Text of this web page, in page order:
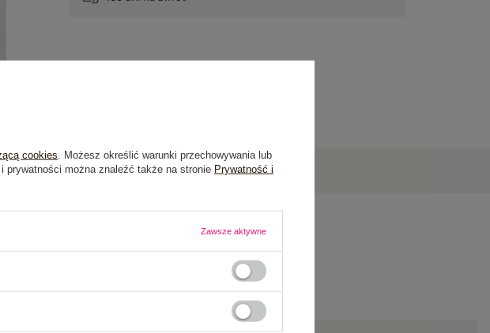
cookies . Możesz określić warunki przechowywania lub
prywatności można znaleźć także na stronie Prywatność i
Zawsze aktywne